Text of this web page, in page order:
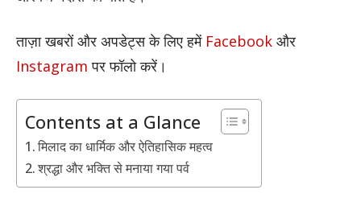
ताज़ा खबरों और अपडेट्स के लिए हमें Facebook और
Instagram पर फॉलो करें।
Contents at a Glance
मिलाद का धार्मिक और ऐतिहासिक महत्व
श्रद्धा और भक्ति से मनाया गया पर्व